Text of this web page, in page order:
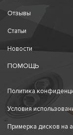
Отзывы
Статьи
Новости
ПОМОЩЬ
Политика
Условия
Примерка дисков на